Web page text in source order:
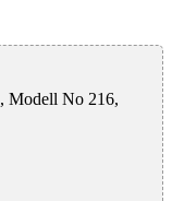
, Modell No 216,